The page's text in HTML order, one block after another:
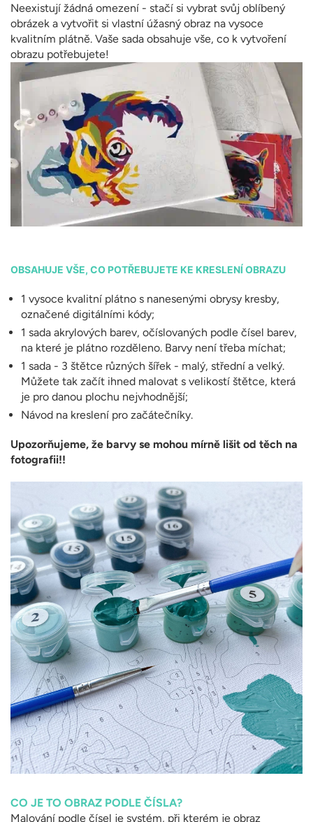
Neexistují žádná omezení - stačí si vybrat svůj oblíbený
obrázek a vytvořit si vlastní úžasný obraz na vysoce
kvalitním plátně. Vaše sada obsahuje vše, co k vytvoření
obrazu potřebujete!
OBSAHUJE VŠE, CO POTŘEBUJETE KE KRESLENÍ OBRAZU
1 vysoce kvalitní plátno s nanesenými obrysy kresby,
označené digitálními kódy;
1 sada akrylových barev, očíslovaných podle čísel barev,
na které je plátno rozděleno. Barvy není třeba míchat;
1 sada - 3 štětce různých šířek - malý, střední a velký.
Můžete tak začít ihned malovat s velikostí štětce, která
je pro danou plochu nejvhodnější;
Návod na kreslení pro začátečníky.
Upozorňujeme, že barvy se mohou mírně lišit od těch na
fotografii!!
CO JE TO OBRAZ PODLE ČÍSLA?
Malování podle čísel je systém, při kterém je obraz